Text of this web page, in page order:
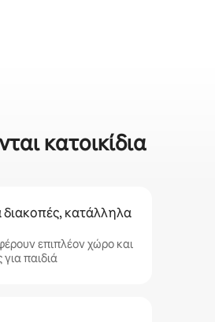
κατοικίδια
διακοπές, κατάλληλα
επιπλέον χώρο και
παιδιά